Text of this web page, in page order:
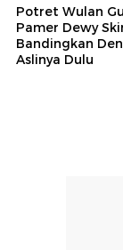
Potret Wulan
Pamer Dewy
Bandingkan
Aslinya Dulu